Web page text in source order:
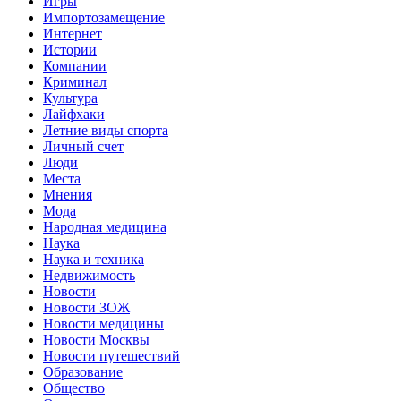
Импортозамещение
Интернет
Истории
Компании
Криминал
Культура
Лайфхаки
Летние виды спорта
Личный счет
Люди
Места
Мнения
Мода
Народная медицина
Наука
Наука и техника
Недвижимость
Новости
Новости ЗОЖ
Новости медицины
Новости Москвы
Новости путешествий
Образование
Общество